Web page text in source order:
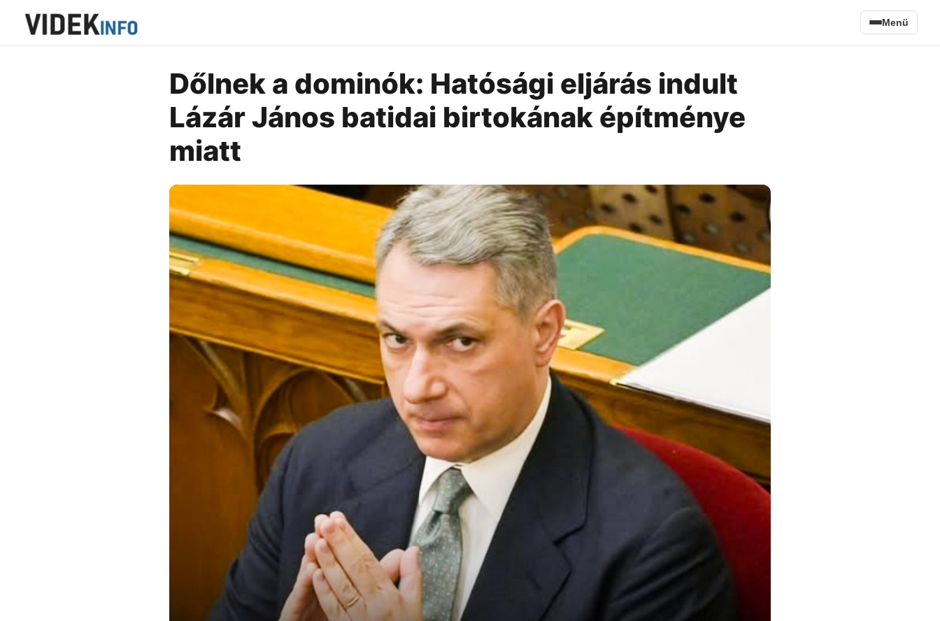
Menü
Dőlnek a dominók: Hatósági eljárás indult
Lázár János batidai birtokának építménye
miatt